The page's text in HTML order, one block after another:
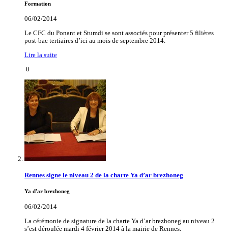
Formation
06/02/2014
Le CFC du Ponant et Stumdi se sont associés pour présenter 5 filières
post-bac tertiaires d’ici au mois de septembre 2014.
Lire la suite
0
Rennes signe le niveau 2 de la charte Ya d’ar brezhoneg
Ya d'ar brezhoneg
06/02/2014
La cérémonie de signature de la charte Ya d’ar brezhoneg au niveau 2
s’est déroulée mardi 4 février 2014 à la mairie de Rennes.